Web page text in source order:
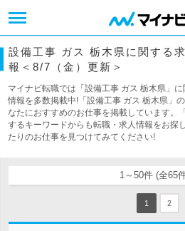
設備工事 ガス 栃木県に関する
報＜8/7（金）更新＞
マイナビ転職では「設備工事 ガス 栃木県」
情報を多数掲載中!「設備工事 ガス 栃木県」
なたにおすすめのお仕事を掲載しています。
するキーワードからも転職・求人情報をお探
たりのお仕事を見つけてみてください!
1～50件 (全65
1 2